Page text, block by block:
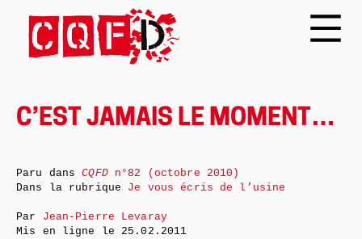
C’EST JAMAIS LE MOMENT…
Paru dansCQFDn°82 (octobre 2010)
Dans la rubrique Je vous écris de l’usine
Par Jean-Pierre Levaray
Mis en ligne le 25.02.2011